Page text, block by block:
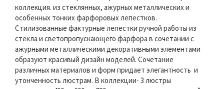
коллекция. из стеклянных, ажурных металлических и
особенных тонких фарфоровых лепестков.
Стилизованные фактурные лепестки ручной работы из
стекла и светопропускающего фарфора в сочетании с
ажурными металлическими декоративными элементами
образуют красивый дизайн моделей. Сочетание
различных материалов и форм придает элегантность и
утонченность люстрам. В коллекции- 3 люстры